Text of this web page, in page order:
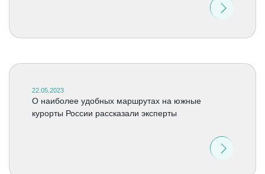
22.05.2023
О наиболее удобных маршрутах на южные
курорты России рассказали эксперты